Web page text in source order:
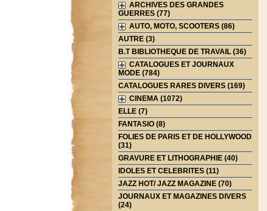
ARCHIVES DES GRANDES
GUERRES (77)
AUTO, MOTO, SCOOTERS (86)
AUTRE (3)
B.T BIBLIOTHEQUE DE TRAVAIL (36)
CATALOGUES ET JOURNAUX
MODE (784)
CATALOGUES RARES DIVERS (169)
CINEMA (1072)
ELLE (7)
FANTASIO (8)
FOLIES DE PARIS ET DE HOLLYWOOD
(31)
GRAVURE ET LITHOGRAPHIE (40)
IDOLES ET CELEBRITES (11)
JAZZ HOT/ JAZZ MAGAZINE (70)
JOURNAUX ET MAGAZINES DIVERS
(24)